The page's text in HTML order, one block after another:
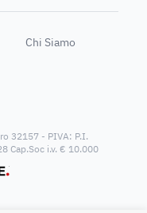
Chi Siamo
32157 - PIVA: P.I.
Cap.Soc i.v. € 10.000
®